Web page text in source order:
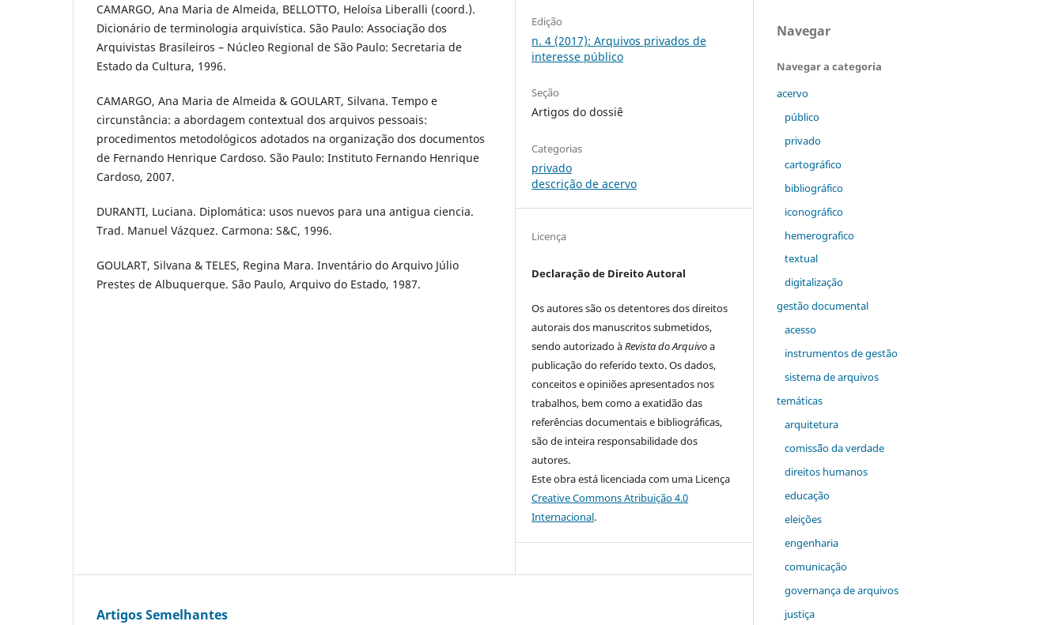
CAMARGO, Ana Maria de Almeida, BELLOTTO, Heloísa Liberalli (coord.).
Dicionário de terminologia arquivística. São Paulo: Associação dos
Arquivistas Brasileiros – Núcleo Regional de São Paulo: Secretaria de
Estado da Cultura, 1996.
CAMARGO, Ana Maria de Almeida & GOULART, Silvana. Tempo e
circunstância: a abordagem contextual dos arquivos pessoais:
procedimentos metodológicos adotados na organização dos documentos
de Fernando Henrique Cardoso. São Paulo: Instituto Fernando Henrique
Cardoso, 2007.
DURANTI, Luciana. Diplomática: usos nuevos para una antigua ciencia.
Trad. Manuel Vázquez. Carmona: S&C, 1996.
GOULART, Silvana & TELES, Regina Mara. Inventário do Arquivo Júlio
Prestes de Albuquerque. São Paulo, Arquivo do Estado, 1987.
Edição
n. 4 (2017): Arquivos privados de
interesse público
Seção
Artigos do dossiê
Categorias
privado
descrição de acervo
Licença
Declaração de Direito Autoral
Os autores são os detentores dos direitos
autorais dos manuscritos submetidos,
sendo autorizado àRevista do Arquivoa
publicação do referido texto. Os dados,
conceitos e opiniões apresentados nos
trabalhos, bem como a exatidão das
referências documentais e bibliográficas,
são de inteira responsabilidade dos
autores.
Este obra está licenciada com uma Licença
Creative Commons Atribuição 4.0
Internacional.
Artigos Semelhantes
Navegar
Navegar a categoria
acervo
público
privado
cartográfico
bibliográfico
iconográfico
hemerografico
textual
digitalização
gestão documental
acesso
instrumentos de gestão
sistema de arquivos
temáticas
arquitetura
comiss˜ão da verdade
direitos humanos
educação
eleições
engenharia
comunicação
governança de arquivos
justiça